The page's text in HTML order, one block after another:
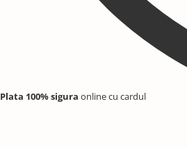
Plata 100% sigura online cu cardul